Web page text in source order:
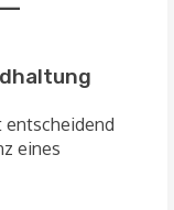
entscheidend
eines